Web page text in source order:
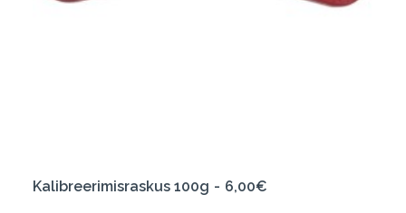
LISA KORVI
Kalibreerimisraskus 100g 6,00€